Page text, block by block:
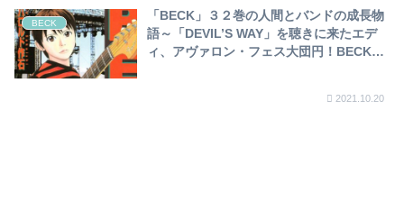
BECK
「BECK」３２巻の人間とバンドの成長物
語～「DEVIL’S WAY」を聴きに来たエデ
ィ、アヴァロン・フェス大団円！BECKを
2021.10.20